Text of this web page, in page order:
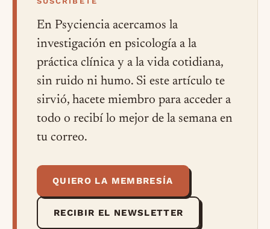
En Psyciencia acercamos la
investigación en psicología a la
práctica clínica y a la vida cotidiana,
sin ruido ni humo. Si este artículo te
sirvió, hacete miembro para acceder a
todo o recibí lo mejor de la semana en
tu correo.
QUIERO LA MEMBRESÍA
RECIBIR EL NEWSLETTER